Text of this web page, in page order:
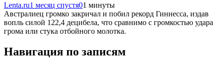
Lenta.ru1 месяц спустя01 минуты
Австралиец громко закричал и побил рекорд Гиннесса, издав
вопль силой 122,4 децибела, что сравнимо с громкостью удара
грома или стука отбойного молотка.
Навигация по записям